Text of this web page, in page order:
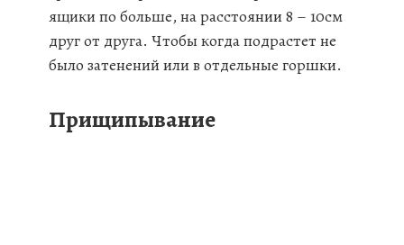
ящики по больше, на расстоянии 8 – 10см
друг от друга. Чтобы когда подрастет не
было затенений или в отдельные горшки.
Прищипывание